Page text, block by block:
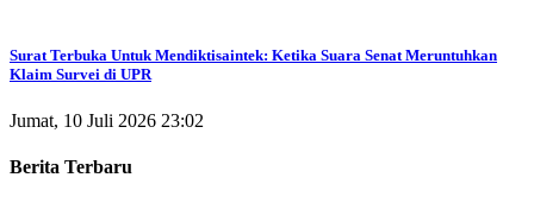
Surat Terbuka Untuk Mendiktisaintek: Ketika Suara Senat Meruntuhkan
Klaim Survei di UPR
Jumat, 10 Juli 2026 23:02
Berita Terbaru